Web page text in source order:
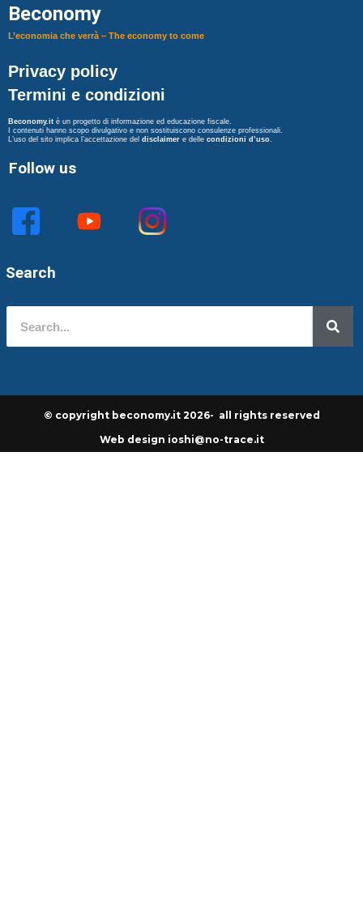
Beconomy
L’economia che verrà – The economy to come
Privacy policy
Termini e condizioni
Beconomy.it è un progetto di informazione ed educazione fiscale.
I contenuti hanno scopo divulgativo e non sostituiscono consulenze professionali.
L’uso del sito implica l’accettazione del disclaimer e delle condizioni d’uso.
Follow us
Search
© copyright beconomy.it 2026- all rights reserved
Web design ioshi@no-trace.it